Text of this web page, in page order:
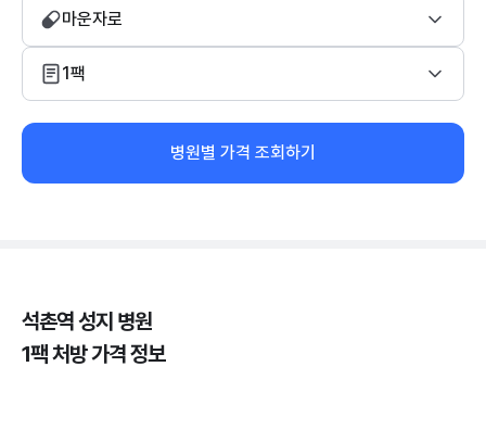
마운자로
1팩
병원별 가격 조회하기
석촌역 성지 병원
1팩 처방 가격 정보